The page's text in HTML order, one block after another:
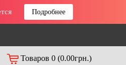
Подробнее
Товаров 0 (0.00грн.)